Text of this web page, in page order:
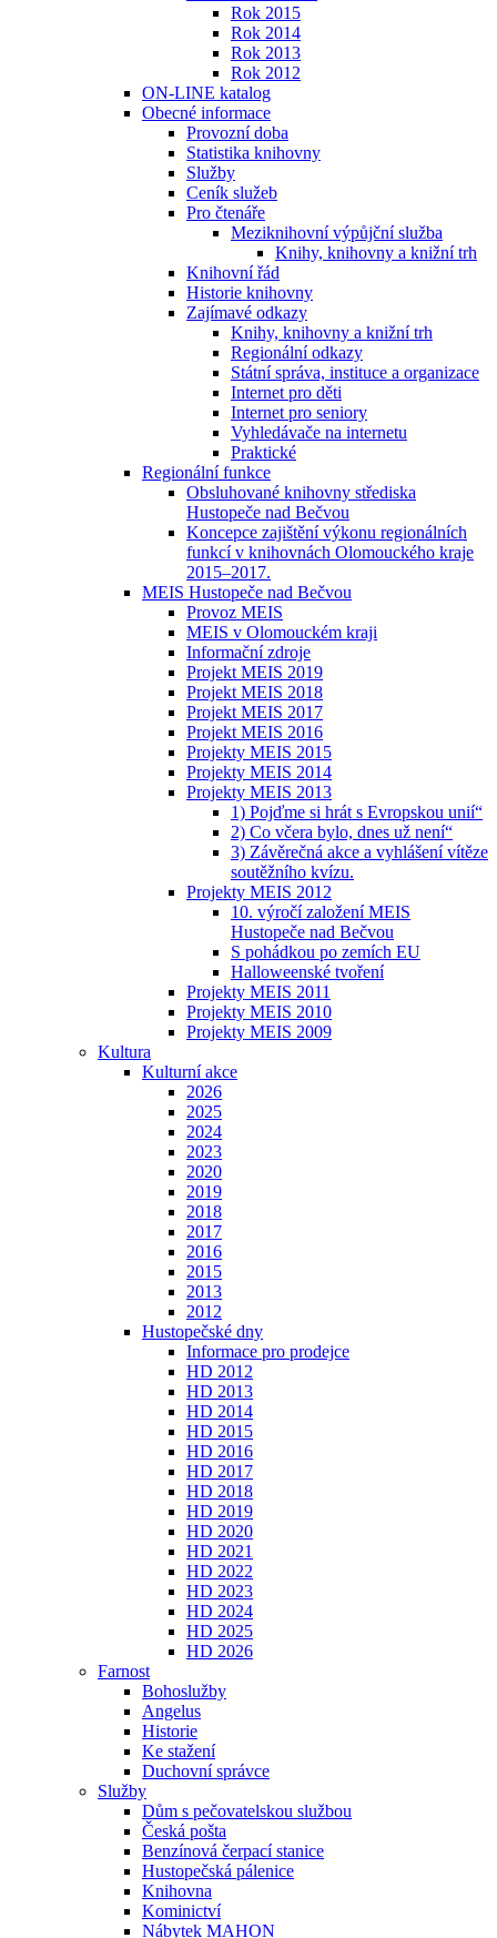
Rok 2015
Rok 2014
Rok 2013
Rok 2012
ON-LINE katalog
Obecné informace
Provozní doba
Statistika knihovny
Služby
Ceník služeb
Pro čtenáře
Meziknihovní výpůjční služba
Knihy, knihovny a knižní trh
Knihovní řád
Historie knihovny
Zajímavé odkazy
Knihy, knihovny a knižní trh
Regionální odkazy
Státní správa, instituce a organizace
Internet pro děti
Internet pro seniory
Vyhledávače na internetu
Praktické
Regionální funkce
Obsluhované knihovny střediska
Hustopeče nad Bečvou
Koncepce zajištění výkonu regionálních
funkcí v knihovnách Olomouckého kraje
2015–2017.
MEIS Hustopeče nad Bečvou
Provoz MEIS
MEIS v Olomouckém kraji
Informační zdroje
Projekt MEIS 2019
Projekt MEIS 2018
Projekt MEIS 2017
Projekt MEIS 2016
Projekty MEIS 2015
Projekty MEIS 2014
Projekty MEIS 2013
1) Pojďme si hrát s Evropskou unií“
2) Co včera bylo, dnes už není“
3) Závěrečná akce a vyhlášení vítěze
soutěžního kvízu.
Projekty MEIS 2012
10. výročí založení MEIS
Hustopeče nad Bečvou
S pohádkou po zemích EU
Halloweenské tvoření
Projekty MEIS 2011
Projekty MEIS 2010
Projekty MEIS 2009
Kultura
Kulturní akce
2026
2025
2024
2023
2020
2019
2018
2017
2016
2015
2013
2012
Hustopečské dny
Informace pro prodejce
HD 2012
HD 2013
HD 2014
HD 2015
HD 2016
HD 2017
HD 2018
HD 2019
HD 2020
HD 2021
HD 2022
HD 2023
HD 2024
HD 2025
HD 2026
Farnost
Bohoslužby
Angelus
Historie
Ke stažení
Duchovní správce
Služby
Dům s pečovatelskou službou
Česká pošta
Benzínová čerpací stanice
Hustopečská pálenice
Knihovna
Kominictví
Nábytek MAHON